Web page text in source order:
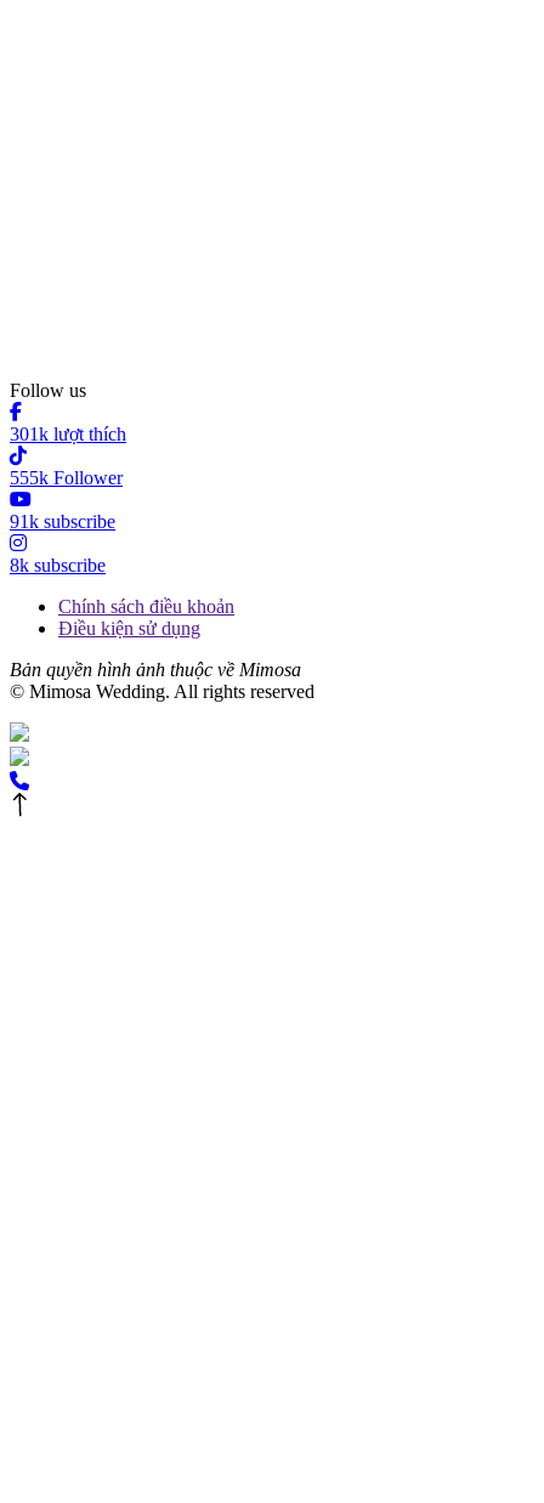
Follow us
301k lượt thích
555k Follower
91k subscribe
8k subscribe
Chính sách điều khoản
Điều kiện sử dụng
Bản quyền hình ảnh thuộc về Mimosa
© Mimosa Wedding. All rights reserved